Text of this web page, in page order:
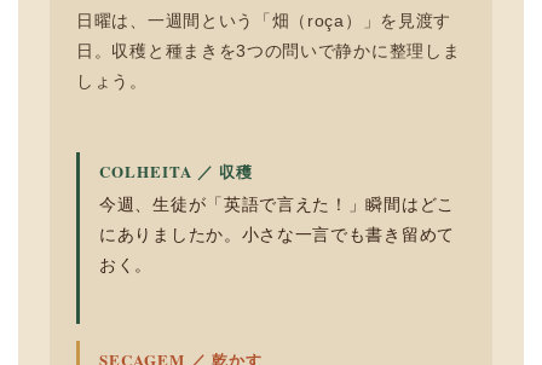
日曜は、一週間という「畑（roça）」を見渡す
日。収穫と種まきを3つの問いで静かに整理しま
しょう。
COLHEITA ／ 収穫
今週、生徒が「英語で言えた！」瞬間はどこ
にありましたか。小さな一言でも書き留めて
おく。
SECAGEM ／ 乾かす